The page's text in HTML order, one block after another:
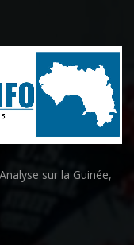
sur la Guinée,